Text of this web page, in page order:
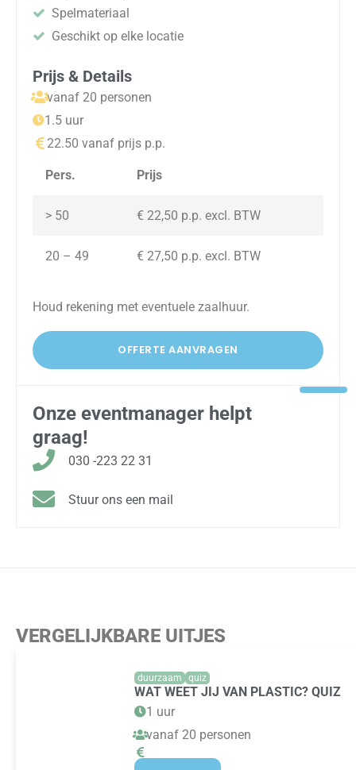
Spelmateriaal
Geschikt op elke locatie
Prijs & Details
vanaf 20 personen
1.5 uur
22.50 vanaf prijs p.p.
Pers. Prijs
> 50 € 22,50 p.p. excl. BTW
20 – 49 € 27,50 p.p. excl. BTW
Houd rekening met eventuele zaalhuur.
OFFERTE AANVRAGEN
Onze eventmanager helpt
graag!
030 -223 22 31
Stuur ons een mail
VERGELIJKBARE UITJES
duurzaam quiz
WAT WEET JIJ VAN PLASTIC? QUIZ
1 uur
vanaf 20 personen